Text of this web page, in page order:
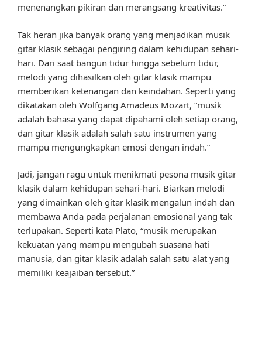
menenangkan pikiran dan merangsang kreativitas.”
Tak heran jika banyak orang yang menjadikan musik
gitar klasik sebagai pengiring dalam kehidupan sehari-
hari. Dari saat bangun tidur hingga sebelum tidur,
melodi yang dihasilkan oleh gitar klasik mampu
memberikan ketenangan dan keindahan. Seperti yang
dikatakan oleh Wolfgang Amadeus Mozart, “musik
adalah bahasa yang dapat dipahami oleh setiap orang,
dan gitar klasik adalah salah satu instrumen yang
mampu mengungkapkan emosi dengan indah.”
Jadi, jangan ragu untuk menikmati pesona musik gitar
klasik dalam kehidupan sehari-hari. Biarkan melodi
yang dimainkan oleh gitar klasik mengalun indah dan
membawa Anda pada perjalanan emosional yang tak
terlupakan. Seperti kata Plato, “musik merupakan
kekuatan yang mampu mengubah suasana hati
manusia, dan gitar klasik adalah salah satu alat yang
memiliki keajaiban tersebut.”